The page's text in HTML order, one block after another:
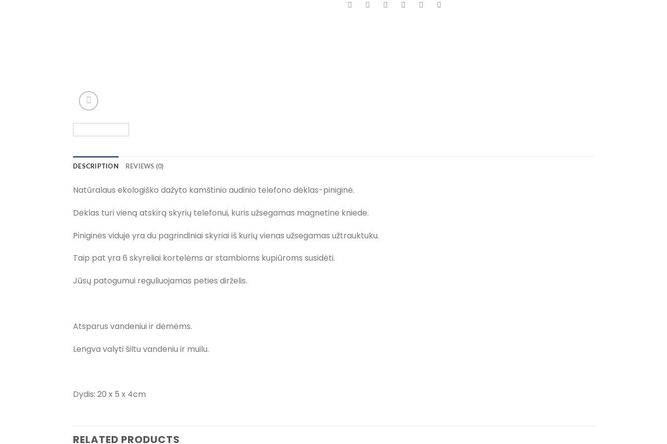
DESCRIPTION REVIEWS (0)
Natūralaus ekologiško dažyto kamštinio audinio telefono dėklas-piniginė.
Dėklas turi vieną atskirą skyrių telefonui, kuris užsegamas magnetine kniede.
Piniginės viduje yra du pagrindiniai skyriai iš kurių vienas užsegamas užtrauktuku.
Taip pat yra 6 skyreliai kortelėms ar stambioms kupiūroms susidėti.
Jūsų patogumui reguliuojamas peties dirželis.
Atsparus vandeniui ir dėmėms.
Lengva valyti šiltu vandeniu ir muilu.
Dydis: 20 x 5 x 4cm
RELATED PRODUCTS